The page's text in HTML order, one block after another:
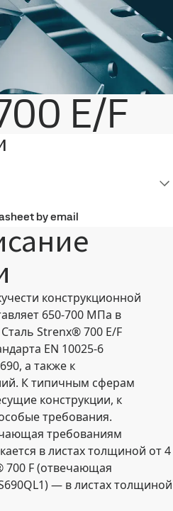
E/F
by email
конструкционной
650-700 МПа в
Strenx® 700 E/F
EN 10025-6
а также к
К типичным сферам
конструкции, к
требования.
требованиям
в листах толщиной от 4
700 F (отвечающая
— в листах толщиной